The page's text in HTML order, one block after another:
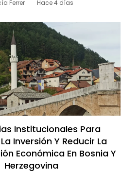
Ferrer Hace 4 días
Institucionales Para
Inversión Y Reducir La
Económica En Bosnia Y
Herzegovina